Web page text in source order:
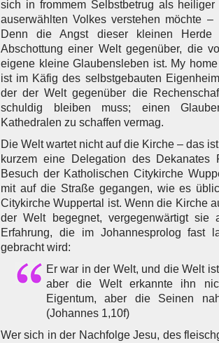
sich in frommem Selbstbetrug als
auserwählten Volkes verstehen möchte
Denn die Angst dieser kleinen
Abschottung einer Welt gegenüber, die
eigene kleine Glaubensleben ist. My
ist im Käfig des selbstgebauten
der der Welt gegenüber die
schuldig bleiben muss; einen
Kathedralen zu schaffen vermag.
Die Welt wartet nicht auf die Kirche – das
kurzem eine Delegation des Dekanates
Besuch der Katholischen Citykirche
mit auf die Straße gegangen, wie es
Citykirche Wuppertal ist. Wenn die Kirche
der Welt begegnet, vergegenwärtigt sie
Erfahrung, die im Johannesprolog fast
gebracht wird:
Er war in der Welt, und die Welt
aber die Welt erkannte ihn
Eigentum, aber die Seinen
(Johannes 1,10f)
Wer sich in der Nachfolge Jesu, des